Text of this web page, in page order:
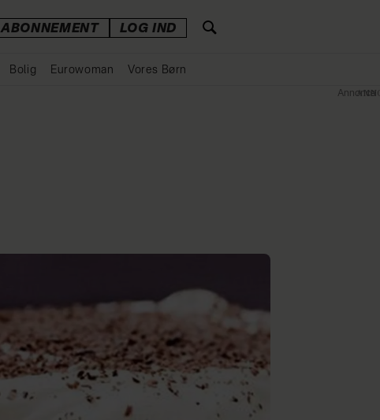
ABONNEMENT LOG IND
Bolig Eurowoman Vores Børn
Annonce